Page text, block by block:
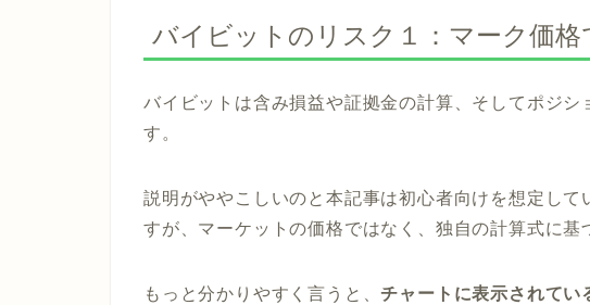
バイビットのリスク１：マーク価格
バイビットは含み損益や証拠金の計算、そしてポジシ
す。
説明がややこしいのと本記事は初心者向けを想定して
すが、マーケットの価格ではなく、独自の計算式に基
もっと分かりやすく言うと、チャートに表示されてい